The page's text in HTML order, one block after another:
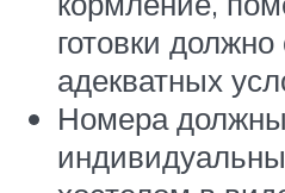
готовки
адекватных
Номера